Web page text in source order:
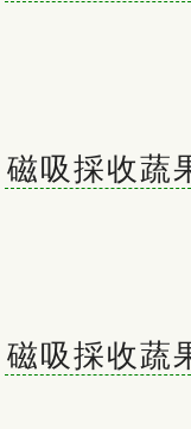
磁吸採收蔬
磁吸採收蔬